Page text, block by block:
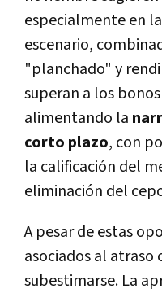
especialmente en
escenario,
"planchado" y
superan a los
alimentando la
corto plazo, con
la calificación del
eliminación del
A pesar de estas
asociados al atraso
subestimarse. La